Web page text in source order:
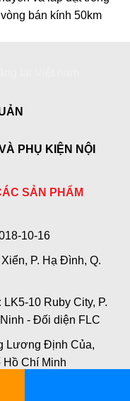
vòng bán kính 50km
PHỤ KIỆN NỘI
SẢN PHẨM
10-16
P. Hạ Đình, Q.
LK5-10 Ruby City, P.
- Đối diện FLC
Lương Định Của,
Chí Minh